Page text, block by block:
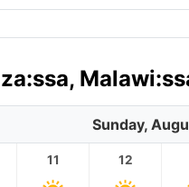
Sunday,
11 12